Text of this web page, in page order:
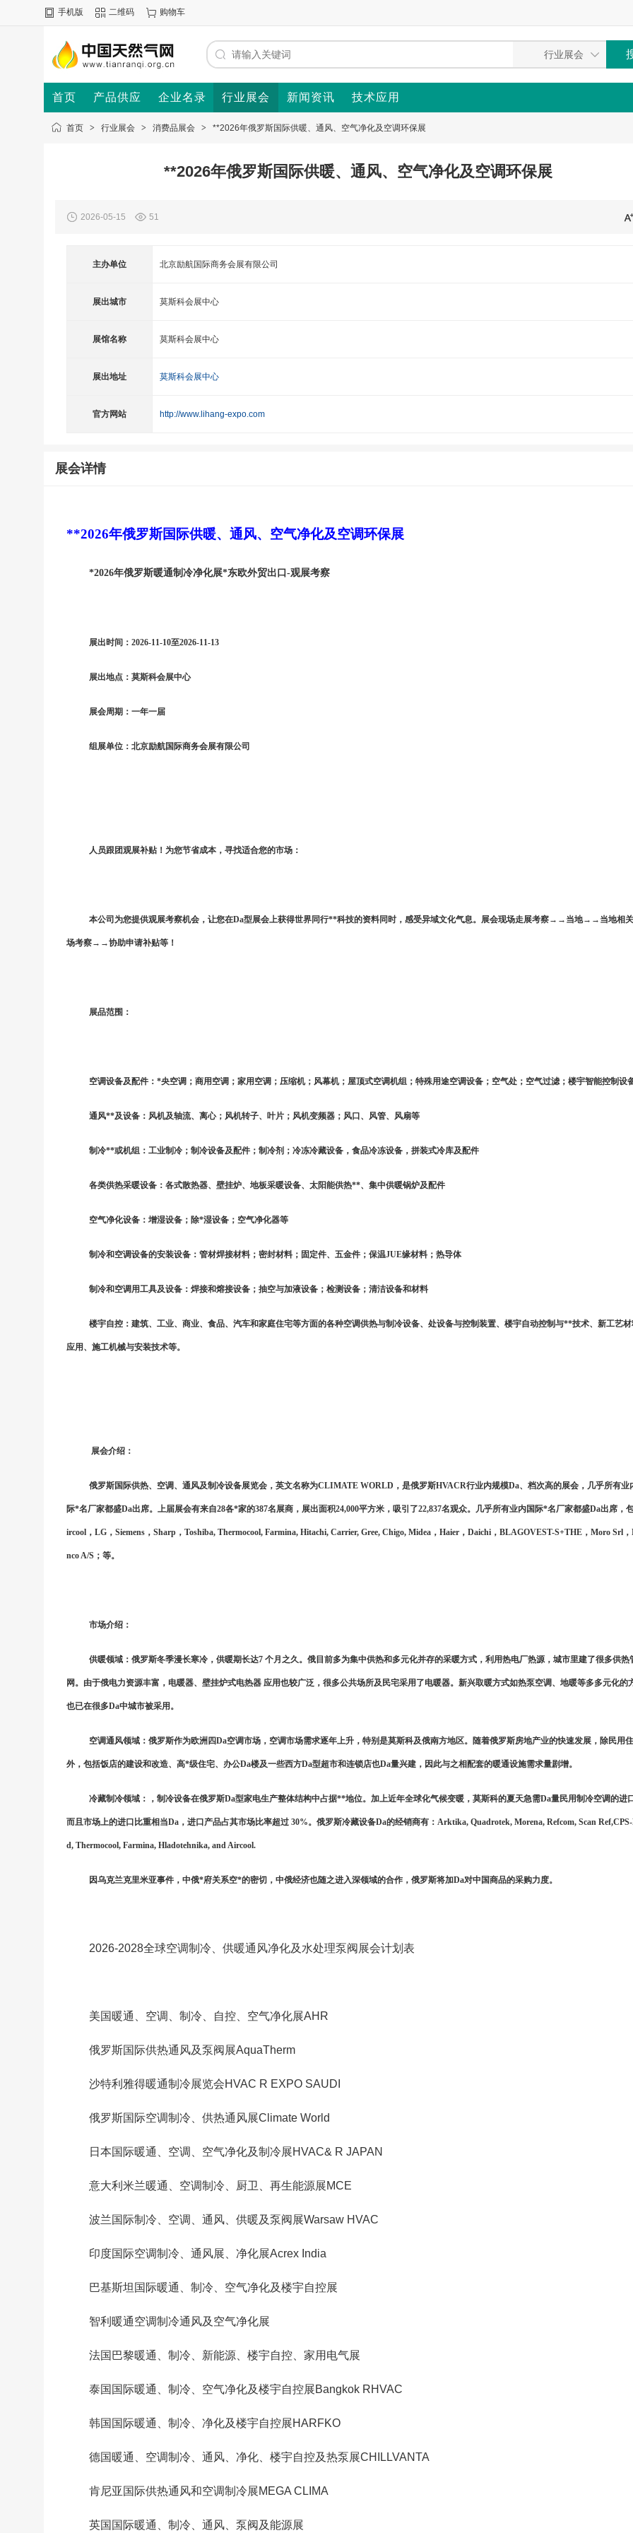
手机版 二维码 购物车
首页 产品供应 企业名录 行业展会 新闻资讯 技术应用
首页 > 行业展会 > 消费品展会 > **2026年俄罗斯国际供暖、通风、空气净化及空调环保展
**2026年俄罗斯国际供暖、通风、空气净化及空调环保展
2026-05-15 51
主办单位 北京励航国际商务会展有限公司
展出城市 莫斯科会展中心
展馆名称 莫斯科会展中心
展出地址 莫斯科会展中心
官方网站 http://www.lihang-expo.com
展会详情
**2026年俄罗斯国际供暖、通风、空气净化及空调环保展
*2026年俄罗斯暖通制冷净化展*东欧外贸出口-观展考察
展出时间： 2026-11-10至2026-11-13
展出地点： 莫斯科会展中心
展会周期：一年一届
组展单位：北京励航国际商务会展有限公司
人员跟团观展补贴！为您节省成本，寻找适合您的市场：
本公司为您提供观展考察机会，让您在Da型展会上获得世界同行**科技的资料同时，感受异域文化气息。展会现场走展考察→→当地→→当地相
场考察→→协助申请补贴等！
展品范围：
空调设备及配件： *央空调；商用空调；家用空调；压缩机；风幕机；屋顶式空调机组；特殊用途空调设备；空气处；空气过滤；楼宇智能控制设
通风**及设备：风机及轴流、离心；风机转子、叶片；风机变频器；风口、风管、风扇等
制冷**或机组：工业制冷；制冷设备及配件；制冷剂；冷冻冷藏设备，食品冷冻设备，拼装式冷库及配件
各类供热采暖设备：各式散热器、壁挂炉、地板采暖设备、太阳能供热**、集中供暖锅炉及配件
空气净化设备：增湿设备；除*湿设备；空气净化器等
制冷和空调设备的安装设备：管材焊接材料；密封材料；固定件、五金件；保温JUE缘材料；热导体
制冷和空调用工具及设备：焊接和熔接设备；抽空与加液设备；检测设备；清洁设备和材料
楼宇自控：建筑、工业、商业、食品、汽车和家庭住宅等方面的各种空调供热与制冷设备、处设备与控制装置、楼宇自动控制与**技术、新工艺材
应用、施工机械与安装技术等。
展会介绍：
俄罗斯国际供热、空调、通风及制冷设备展览会，英文名称为CLIMATE WORLD ，是俄罗斯HVACR行业内规模Da、档次高的展会，几乎所有业
际*名厂家都盛Da出席。上届展会有来自28各*家的387名展商，展出面积24,000平方米，吸引了22,837名观众。几乎所有业内国际*名厂家都盛Da出席，
ircool，LG，Siemens，Sharp，Toshiba, Thermocool, Farmina, Hitachi, Carrier, Gree, Chigo, Midea，Haier，Daichi，BLAGOVEST-S+THE，Moro Srl，
nco A/S；等。
市场介绍：
供暖领域：俄罗斯冬季漫长寒冷，供暖期长达7 个月之久。俄目前多为集中供热和多元化并存的采暖方式，利用热电厂热源，城市里建了很多供热
网。由于俄电力资源丰富，电暖器、壁挂炉式电热器 应用也较广泛，很多公共场所及民宅采用了电暖器。新兴取暖方式如热泵空调、地暖等多多元化的
也已在很多Da中城市被采用。
空调通风领域：俄罗斯作为欧洲四Da空调市场，空调市场需求逐年上升，特别是莫斯科及俄南方地区。随着俄罗斯房地产业的快速发展，除民用
外，包括饭店的建设和改造、高*级住宅、办公Da楼及一些西方Da型超市和连锁店也Da量兴建，因此与之相配套的暖通设施需求量剧增。
冷藏制冷领域：，制冷设备在俄罗斯Da型家电生产整体结构中占据**地位。加上近年全球化气候变暖，莫斯科的夏天急需Da量民用制冷空调的进
而且市场上的进口比重相当Da，进口产品占其市场比率超过 30%。俄罗斯冷藏设备Da的经销商有：Arktika, Quadrotek, Morena, Refcom, Scan
d, Thermocool, Farmina, Hladotehnika, and Aircool.
因乌克兰克里米亚事件，中俄*府关系空*的密切，中俄经济也随之进入深领域的合作，俄罗斯将加Da对中国商品的采购力度。
2026-2028全球空调制冷、供暖通风净化及水处理泵阀展会计划表
美国暖通、空调、制冷、自控、空气净化展AHR
俄罗斯国际供热通风及泵阀展AquaTherm
沙特利雅得暖通制冷展览会HVAC R EXPO SAUDI
俄罗斯国际空调制冷、供热通风展Climate World
日本国际暖通、空调、空气净化及制冷展HVAC& R JAPAN
意大利米兰暖通、空调制冷、厨卫、再生能源展MCE
波兰国际制冷、空调、通风、供暖及泵阀展Warsaw HVAC
印度国际空调制冷、通风展、净化展Acrex India
巴基斯坦国际暖通、制冷、空气净化及楼宇自控展
智利暖通空调制冷通风及空气净化展
法国巴黎暖通、制冷、新能源、楼宇自控、家用电气展
泰国国际暖通、制冷、空气净化及楼宇自控展Bangkok RHVAC
韩国国际暖通、制冷、净化及楼宇自控展HARFKO
德国暖通、空调制冷、通风、净化、楼宇自控及热泵展CHILLVANTA
肯尼亚国际供热通风和空调制冷展MEGA CLIMA
英国国际暖通、制冷、通风、泵阀及能源展